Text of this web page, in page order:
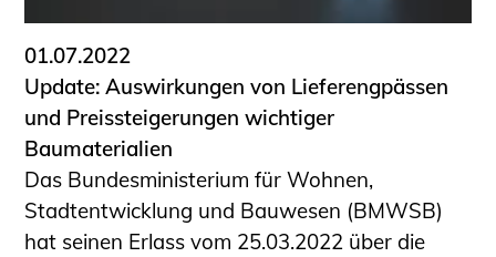
01.07.2022
Update: Auswirkungen von Lieferengpässen
und Preissteigerungen wichtiger
Baumaterialien
Das Bundesministerium für Wohnen,
Stadtentwicklung und Bauwesen (BMWSB)
hat seinen Erlass vom 25.03.2022 über die